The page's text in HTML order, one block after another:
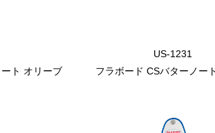
ト オリーブ
US-1231
フラボード CSバターノー